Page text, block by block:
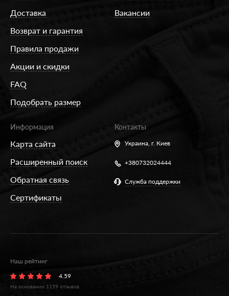
Доставка
Возврат и гарантия
Правила продажи
Акции и скидки
FAQ
Подобрать размер
Вакансии
Информация
Карта сайта
Расширенный поиск
Обратная связь
Сертификаты
Контакты
Украина, г. Киев
+380732024444
Служба поддержки
Наш рейтинг
4.59
На основании 1159 отзывов